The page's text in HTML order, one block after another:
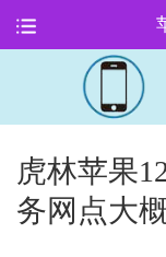
虎林苹果
务网点大